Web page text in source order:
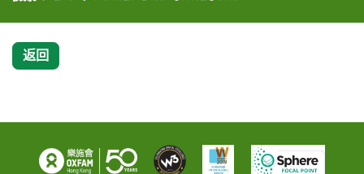
返回